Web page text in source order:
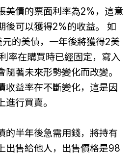
美債的票面利率為2%，這意
後可以獲得2%的收益。 如
的美債，一年後將獲得2美
率在購買時已經固定，寫入
著未來形勢變化而改變。
收益率在不斷變化，這是因
行買賣。
的半年後急需用錢，將持有
出售給他人，出售價格是98